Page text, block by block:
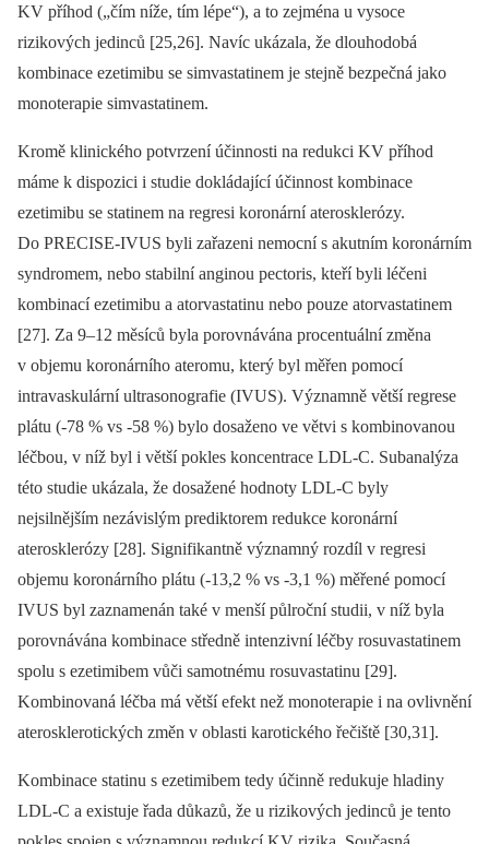
KV příhod („čím níže, tím lépe“), a to zejména u vysoce
rizikových jedinců [25,26]. Navíc ukázala, že dlouhodobá
kombinace ezetimibu se simvastatinem je stejně bezpečná jako
monoterapie simvastatinem.
Kromě klinického potvrzení účinnosti na redukci KV příhod
máme k dispozici i studie dokládající účinnost kombinace
ezetimibu se statinem na regresi koronární aterosklerózy.
Do PRECISE‑IVUS byli zařazeni nemocní s akutním koronárním
syndromem, nebo stabilní anginou pectoris, kteří byli léčeni
kombinací ezetimibu a atorvastatinu nebo pouze atorvastatinem
[27]. Za 9–12 měsíců byla porovnávána procentuální změna
v objemu koronárního ateromu, který byl měřen pomocí
intravaskulární ultra­sonografie (IVUS). Významně větší regrese
plátu (-78 % vs -58 %) bylo dosaženo ve větvi s kombinovanou
léčbou, v níž byl i větší pokles koncentrace LDL-C. Subanalýza
této studie ukázala, že dosažené hodnoty LDL-C byly
nejsilnějším nezávislým prediktorem redukce koronární
aterosklerózy [28]. Signifikantně významný rozdíl v regresi
objemu koronárního plátu (-13,2 % vs -3,1 %) měřené pomocí
IVUS byl zaznamenán také v menší půlroční studii, v níž byla
porovnávána kombinace středně intenzivní léčby rosuvastatinem
spolu s ezetimibem vůči samotnému rosuvastatinu [29].
Kombinovaná léčba má větší efekt než monoterapie i na ovlivnění
aterosklerotických změn v oblasti karotického řečiště [30,31].
Kombinace statinu s ezetimibem tedy účinně redukuje hladiny
LDL-C a existuje řada důkazů, že u rizikových jedinců je tento